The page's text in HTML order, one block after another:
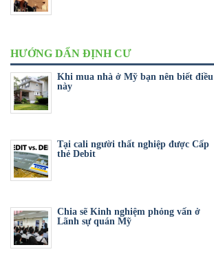
HƯỚNG DẨN ĐỊNH CƯ
Khi mua nhà ở Mỹ bạn nên biết điều
này
Tại cali người thất nghiệp được Cấp
thẻ Debit
Chia sẽ Kinh nghiệm phỏng vấn ở
Lãnh sự quán Mỹ